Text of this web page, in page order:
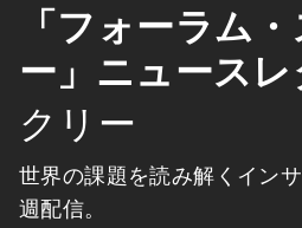
「フォーラム
ー」ニュースレ
クリー
世界の課題を読み解くイン
週配信。